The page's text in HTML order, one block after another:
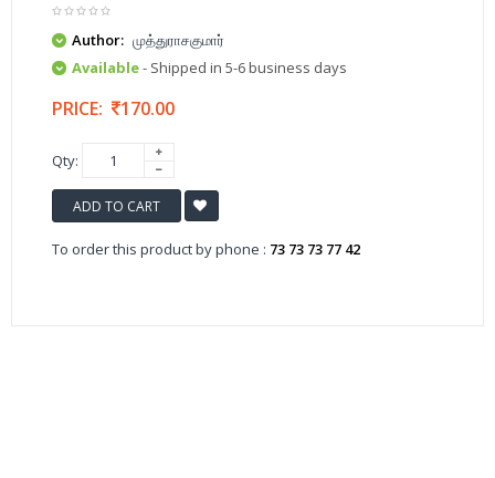
Author: முத்துராசகுமார்
Available- Shipped in 5-6 business days
PRICE: 170.00
Qty:
ADD TO CART
To order this product by phone : 73 73 73 77 42